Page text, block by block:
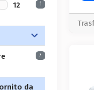
12 1
7
da